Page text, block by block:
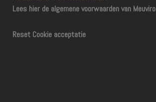
Lees hier de algemene voorwaarden van Meuviro
Reset Cookie acceptatie